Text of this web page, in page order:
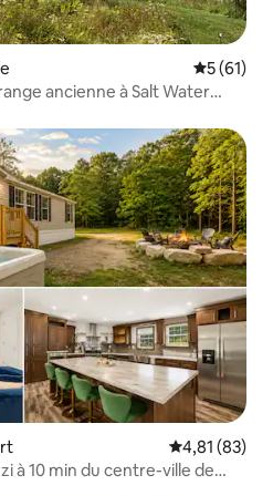
5 (61)
ancienne à Salt Water
Évaluation
4,81 (83)
à 10 min du centre-ville de